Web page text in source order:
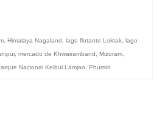
, Himalaya Nagaland , lago flotante Loktak, lago
, mercado de Khwairamband , Mizoram,
Nacional Keibul Lamjao, Phumdi